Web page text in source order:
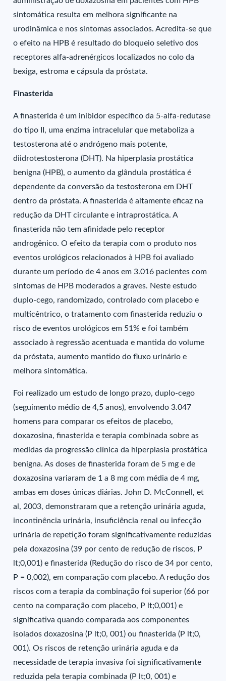
sintomática resulta em melhora significante na
urodinâmica e nos sintomas associados. Acredita-se que
o efeito na HPB é resultado do bloqueio seletivo dos
receptores alfa-adrenérgicos localizados no colo da
bexiga, estroma e cápsula da próstata.
Finasterida
A finasterida é um inibidor específico da 5-alfa-redutase
do tipo II, uma enzima intracelular que metaboliza a
testosterona até o andrógeno mais potente,
diidrotestosterona (DHT). Na hiperplasia prostática
benigna (HPB), o aumento da glândula prostática é
dependente da conversão da testosterona em DHT
dentro da próstata. A finasterida é altamente eficaz na
redução da DHT circulante e intraprostática. A
finasterida não tem afinidade pelo receptor
androgênico. O efeito da terapia com o produto nos
eventos urológicos relacionados à HPB foi avaliado
durante um período de 4 anos em 3.016 pacientes com
sintomas de HPB moderados a graves. Neste estudo
duplo-cego, randomizado, controlado com placebo e
multicêntrico, o tratamento com finasterida reduziu o
risco de eventos urológicos em 51% e foi também
associado à regressão acentuada e mantida do volume
da próstata, aumento mantido do fluxo urinário e
melhora sintomática.
Foi realizado um estudo de longo prazo, duplo-cego
(seguimento médio de 4,5 anos), envolvendo 3.047
homens para comparar os efeitos de placebo,
doxazosina, finasterida e terapia combinada sobre as
medidas da progressão clínica da hiperplasia prostática
benigna. As doses de finasterida foram de 5 mg e de
doxazosina variaram de 1 a 8 mg com média de 4 mg,
ambas em doses únicas diárias. John D. McConnell, et
al, 2003, demonstraram que a retenção urinária aguda,
incontinência urinária, insuficiência renal ou infecção
urinária de repetição foram significativamente reduzidas
pela doxazosina (39 por cento de redução de riscos, P
lt;0,001) e finasterida (Redução do risco de 34 por cento,
P = 0,002), em comparação com placebo. A redução dos
riscos com a terapia da combinação foi superior (66 por
cento na comparação com placebo, P lt;0,001) e
significativa quando comparada aos componentes
isolados doxazosina (P lt;0, 001) ou finasterida (P lt;0,
001). Os riscos de retenção urinária aguda e da
necessidade de terapia invasiva foi significativamente
reduzida pela terapia combinada (P lt;0, 001) e